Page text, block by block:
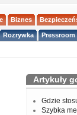
Biznes
Rozrywka Pressroom
Artykuły
Gdzie
Szybka